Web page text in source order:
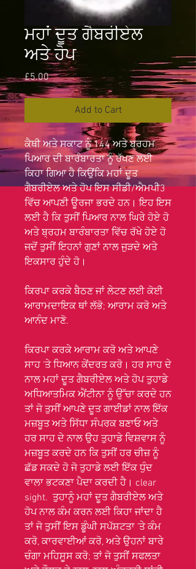
ਮਹਾਂ ਦੂਤ ਗੈਬਰੀਏਲ
ਅਤੇ ਹੋਪ
£5.00Price
Add to Cart
ਕੈਥੀ ਅਤੇ ਸਕਾਟ ਨੂੰ 144 ਅਤੇ ਬ੍ਰਹਮ
ਪਿਆਰ ਦੀ ਬਾਰੰਬਾਰਤਾ ਨੂੰ ਰੱਖਣ ਲਈ
ਕਿਹਾ ਗਿਆ ਹੈ ਕਿਉਂਕਿ ਮਹਾਂ ਦੂਤ
ਗੈਬਰੀਏਲ ਅਤੇ ਹੋਪ ਇਸ ਸੀਡੀ/ਐਮਪੀ3
ਵਿੱਚ ਆਪਣੀ ਊਰਜਾ ਭਰਦੇ ਹਨ। ਇਹ ਇਸ
ਲਈ ਹੈ ਕਿ ਤੁਸੀਂ ਪਿਆਰ ਨਾਲ ਘਿਰੇ ਹੋਏ ਹੋ
ਅਤੇ ਬ੍ਰਹਮ ਬਾਰੰਬਾਰਤਾ ਵਿੱਚ ਰੱਖੇ ਹੋਏ ਹੋ
ਜਦੋਂ ਤੁਸੀਂ ਇਹਨਾਂ ਗੁਣਾਂ ਨਾਲ ਜੁੜਦੇ ਅਤੇ
ਇਕਸਾਰ ਹੁੰਦੇ ਹੋ।
ਕਿਰਪਾ ਕਰਕੇ ਬੈਠਣ ਜਾਂ ਲੇਟਣ ਲਈ ਕੋਈ
ਆਰਾਮਦਾਇਕ ਥਾਂ ਲੱਭੋ; ਆਰਾਮ ਕਰੋ ਅਤੇ
ਆਨੰਦ ਮਾਣੋ.
ਕਿਰਪਾ ਕਰਕੇ ਆਰਾਮ ਕਰੋ ਅਤੇ ਆਪਣੇ
ਸਾਹ 'ਤੇ ਧਿਆਨ ਕੇਂਦਰਤ ਕਰੋ। ਹਰ ਸਾਹ ਦੇ
ਨਾਲ ਮਹਾਂ ਦੂਤ ਗੈਬਰੀਏਲ ਅਤੇ ਹੋਪ ਤੁਹਾਡੇ
ਅਧਿਆਤਮਿਕ ਐਂਟੀਨਾ ਨੂੰ ਉੱਚਾ ਕਰਦੇ ਹਨ
ਤਾਂ ਜੋ ਤੁਸੀਂ ਆਪਣੇ ਦੂਤ ਗਾਈਡਾਂ ਨਾਲ ਇੱਕ
ਮਜ਼ਬੂਤ ਅਤੇ ਸਿੱਧਾ ਸੰਪਰਕ ਬਣਾਓ ਅਤੇ
ਹਰ ਸਾਹ ਦੇ ਨਾਲ ਉਹ ਤੁਹਾਡੇ ਵਿਸ਼ਵਾਸ ਨੂੰ
ਮਜ਼ਬੂਤ ਕਰਦੇ ਹਨ ਕਿ ਤੁਸੀਂ ਹਰ ਚੀਜ਼ ਨੂੰ
ਛੱਡ ਸਕਦੇ ਹੋ ਜੋ ਤੁਹਾਡੇ ਲਈ ਇੱਕ ਧੁੰਦ
ਵਾਲਾ ਭਟਕਣਾ ਪੈਦਾ ਕਰਦੀ ਹੈ। clear
sight. ਤੁਹਾਨੂੰ ਮਹਾਂ ਦੂਤ ਗੈਬਰੀਏਲ ਅਤੇ
ਹੋਪ ਨਾਲ ਕੰਮ ਕਰਨ ਲਈ ਕਿਹਾ ਜਾਂਦਾ ਹੈ
ਤਾਂ ਜੋ ਤੁਸੀਂ ਇਸ ਡੂੰਘੀ ਸਪੱਸ਼ਟਤਾ 'ਤੇ ਕੰਮ
ਕਰੋ, ਕਾਰਵਾਈਆਂ ਕਰੋ, ਅਤੇ ਉਹਨਾਂ ਬਾਰੇ
ਚੰਗਾ ਮਹਿਸੂਸ ਕਰੋ; ਤਾਂ ਜੋ ਤੁਸੀਂ ਸਫਲਤਾ